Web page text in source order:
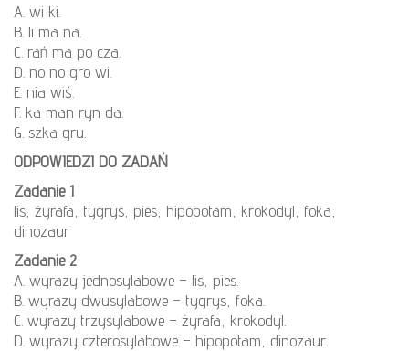
A. wi ki.
B. li ma na.
C. rań ma po cza.
D. no no gro wi.
E. nia wiś.
F. ka man ryn da.
G. szka gru.
ODPOWIEDZI DO ZADAŃ
Zadanie 1
lis, żyrafa, tygrys, pies, hipopotam, krokodyl, foka,
dinozaur
Zadanie 2
A. wyrazy jednosylabowe – lis, pies.
B. wyrazy dwusylabowe – tygrys, foka.
C. wyrazy trzysylabowe – żyrafa, krokodyl.
D. wyrazy czterosylabowe – hipopotam, dinozaur.